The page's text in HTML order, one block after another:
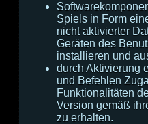
Spiels in Form
nicht aktivierter
Geräten des
installieren und
durch Aktivierung
und Befehlen
Funktionalitäten
Version gemäß
zu erhalten.